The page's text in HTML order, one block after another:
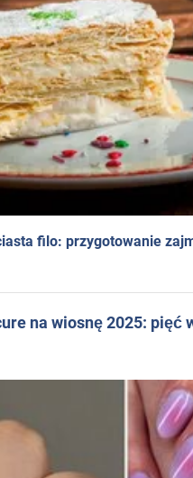
filo: przygotowanie
na wiosnę 2025: pięć